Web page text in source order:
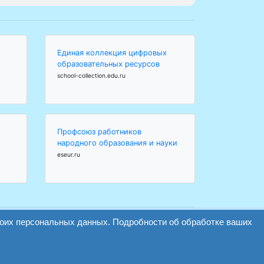
Единая коллекция цифровых
образовательных ресурсов
school-collection.edu.ru
Профсоюз работников
народного образования и науки
eseur.ru
персональных данных. Подробности об обработке ваших